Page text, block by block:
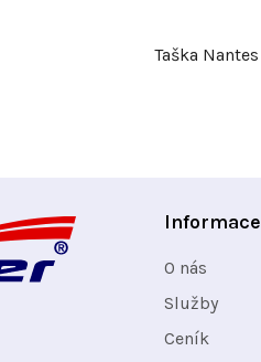
Taška Nantes
Informace
O nás
Služby
Ceník